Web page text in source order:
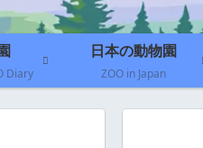
Diary
日本の動物園
ZOO in Japan